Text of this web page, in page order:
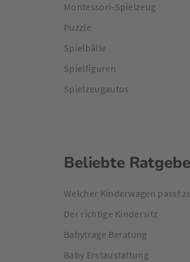
Montessori-Spielzeug
Puzzle
Spielbälle
Spielfiguren
Spielzeugautos
Beliebte
Welcher Kinderwagen passt
Der richtige Kindersitz
Babytrage Beratung
Baby Erstaustattung